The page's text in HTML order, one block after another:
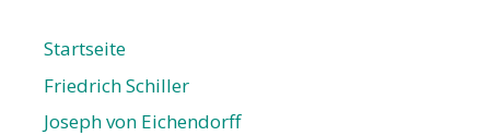
Startseite
Friedrich Schiller
Joseph von Eichendorff